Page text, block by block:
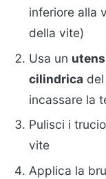
inferiore alla
della vite)
Usa un
cilindrica
incassare la
Pulisci i
vite
Applica la